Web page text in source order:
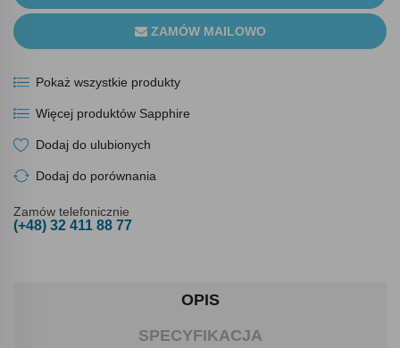
ZAMÓW MAILOWO
Pokaż wszystkie produkty
Więcej produktów Sapphire
Dodaj do ulubionych
Dodaj do porównania
Zamów telefonicznie
(+48) 32 411 88 77
OPIS
SPECYFIKACJA